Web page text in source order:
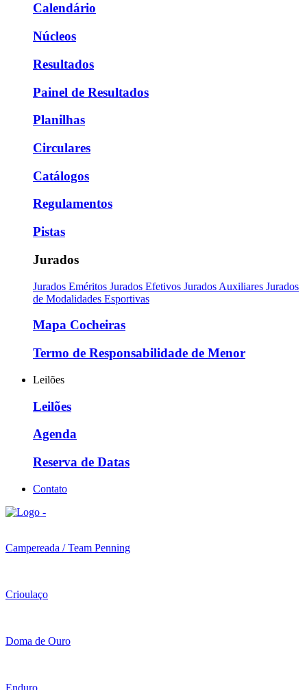
Calendário
Núcleos
Resultados
Painel de Resultados
Planilhas
Circulares
Catálogos
Regulamentos
Pistas
Jurados
Jurados Eméritos Jurados Efetivos Jurados Auxiliares Jurados
de Modalidades Esportivas
Mapa Cocheiras
Termo de Responsabilidade de Menor
Leilões
Leilões
Agenda
Reserva de Datas
Contato
Campereada / Team Penning
Crioulaço
Doma de Ouro
Enduro